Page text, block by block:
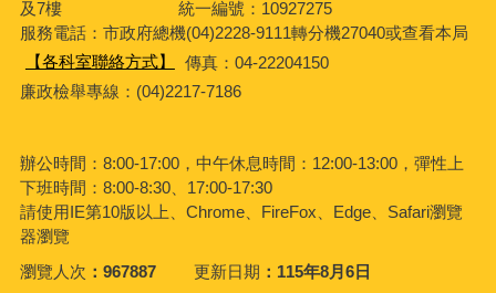
及7樓 統一編號：10927275
服務電話：市政府總機(04)2228-9111轉分機27040或查看本局
【各科室聯絡方式】
傳真：04-22204150
廉政檢舉專線：(04)2217-7186
辦公時間：8:00-17:00，中午休息時間：12:00-13:00，彈性上
下班時間：8:00-8:30、17:00-17:30
請使用IE第10版以上、Chrome、FireFox、Edge、Safari瀏覽
器瀏覽
瀏覽人次
967887 更新日期 115年8月6日